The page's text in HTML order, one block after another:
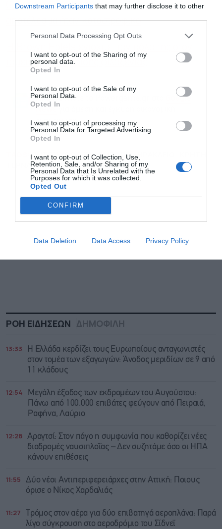
Downstream Participants that may further disclose it to other
Personal Data Processing Opt Outs
I want to opt-out of the Sharing of my
personal data.
Opted In
I want to opt-out of the Sale of my
Personal Data.
Opted In
I want to opt-out of processing my
Personal Data for Targeted Advertising.
Opted In
I want to opt-out of Collection, Use,
Retention, Sale, and/or Sharing of my
Personal Data that Is Unrelated with the
Purposes for which it was collected.
Opted Out
CONFIRM
Data Deletion Data Access Privacy Policy
Cola άλλαξε τη θρυλική συνταγή της και το
αποτέλεσμα ήταν καταστροφικό
τομέα της διαχείρισης φιλοξενίας
Ακολουθήστε το Powergame.gr στο
Google
News
ενημέρωση!
INTERWOOD ΞΥΛΕΜΠΟΡΙΑ ΗΡΑΚΛΕΙΟ
ΤΕΡΝΑ
ΡΟΗ ΕΙΔΗΣΕΩΝ ΔΗΜΟΦΙΛΗ
13:33
Η Ελλάδα κερδίζει τους Ευρωπαίους ανταγωνιστές
στον τομέα των εξαγωγών: Άνοδος μεριδίων σε 9 από
11 κλάδους
12:54
Μεγάλη έξοδος των εκδρομέων του Αυγούστου:
Πάνω από 100.000 επιβάτες φεύγουν από Πειραιά,
Ραφήνα, Λαύριο
12:28 Αραγτσί: Στον πάγο η συμφωνία που καθορίζει νέες
διαδρομές ναυσιπλοΐας – Δεν συζητάμε όσο οι ΗΠΑ
κάνουν επιθέσεις
11:55
Δύο νέοι Αντιπεριφερειάρχες στην Αττική: Ποιους
όρισε ο Νίκος Χαρδαλιάς
11:27
Τρόμος στον αέρα για δύο επιβατηγά αεροπλάνα: Παρά
λίγο σύγκρουση στο αεροδρόμιο του Σίδνεϊ